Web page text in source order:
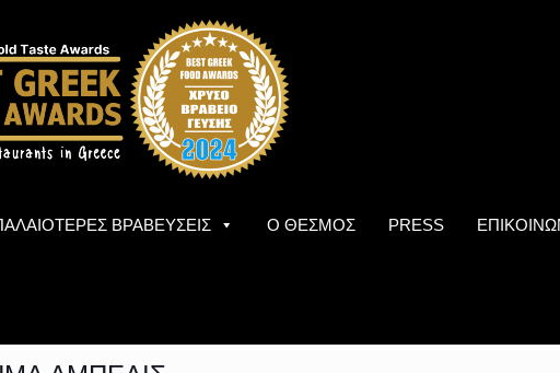
ΒΡΑΒΕΥΣΕΙΣ Ο ΘΕΣΜΟΣ PRESS